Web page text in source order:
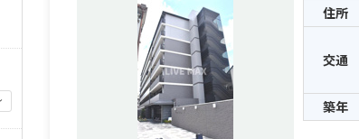
住所
交通
築年